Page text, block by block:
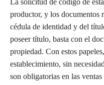
La solicitud de código de
productor, y los documentos
cédula de identidad y del
poseer título, basta con el
propiedad. Con estos
establecimiento, sin
son obligatorias en las ventas